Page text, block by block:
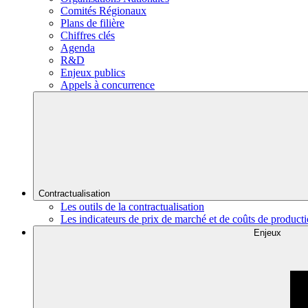
Comités Régionaux
Plans de filière
Chiffres clés
Agenda
R&D
Enjeux publics
Appels à concurrence
Contractualisation
Les outils de la contractualisation
Les indicateurs de prix de marché et de coûts de
Enjeux